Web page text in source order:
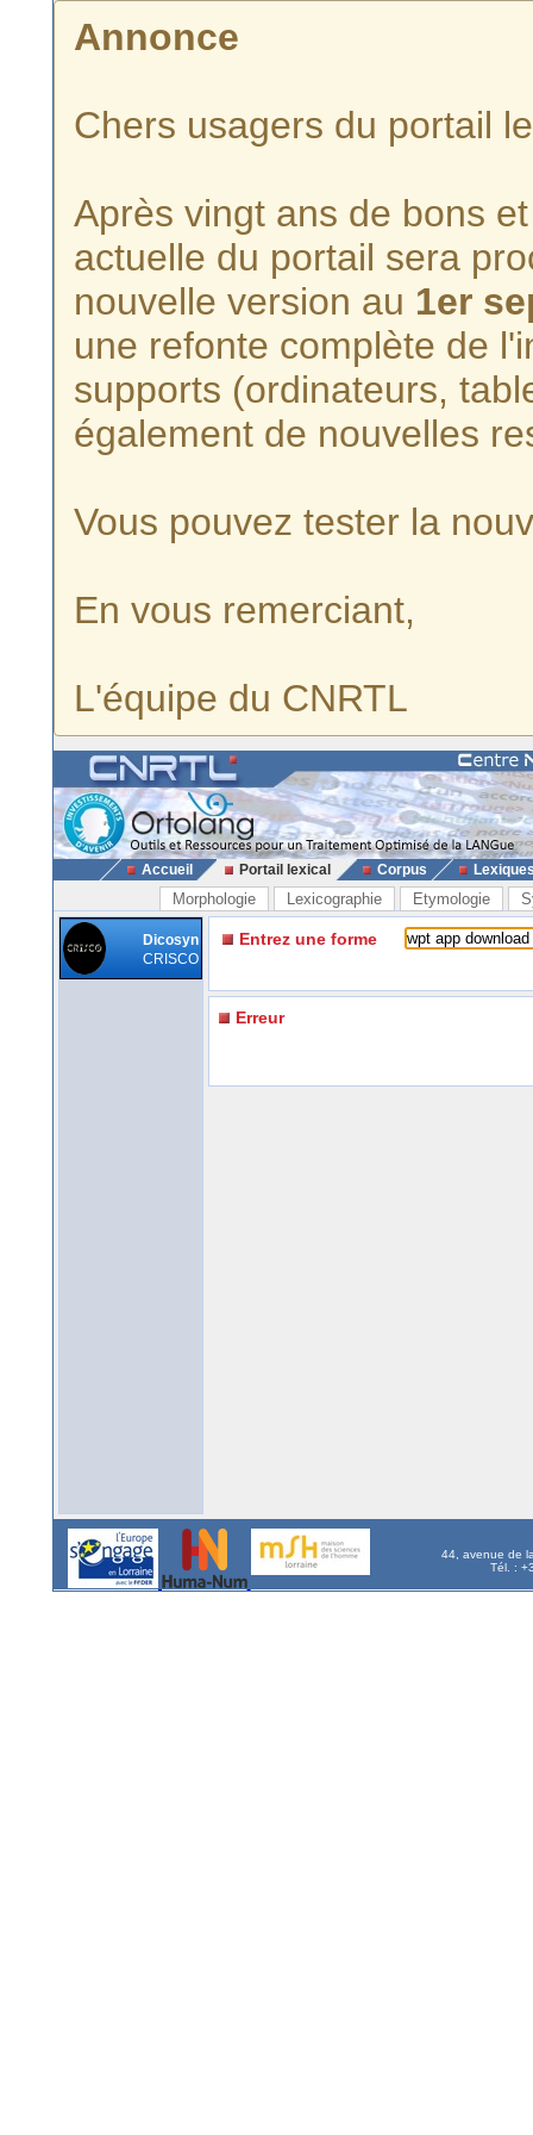
Annonce
Chers usagers du portail
Après vingt ans de bons
actuelle du portail sera
nouvelle version au 1er
une refonte complète de
supports (ordinateurs,
également de nouvelles
Vous pouvez tester la
En vous remerciant,
L'équipe du CNRTL
Accueil Portail lexical Corpus
Morphologie Lexicographie Etymologie
Dicosyn
CRISCO
Entrez une forme
Erreur
44, avenue de
Tél. :